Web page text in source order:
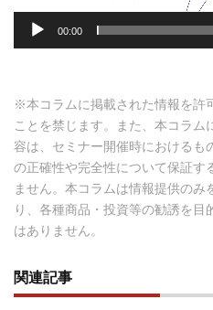
00:00
※本コラムに掲載された情報を許
ことを禁じます。また、本コラム
容は、セミナー開催時におけるも
の正確性や完全性について保証す
ません。本コラムは情報提供のみ
り、各種商品・投資等の勧誘を目
はありません。
関連記事